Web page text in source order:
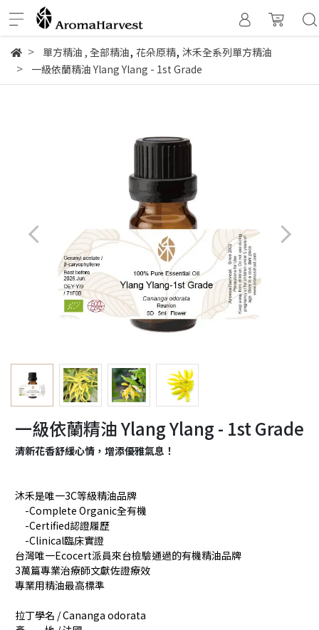
單方精油 , 全部精油, 花朵原精, 沐禾全系列單方精油
一級依蘭精油 Ylang Ylang - 1st Grade
一級依蘭精油 Ylang Ylang - 1st Grade
沐禾是唯一3C等級精油品牌
-Complete Organic全有機
-Certified認證履歷
-Clinical臨床實證
台灣唯一Ecocert派員來台檢驗通過的有機精油品牌
3萬篇專業治療師文獻佐證療效
專業用精油最高標準
拉丁學名 / Cananga odorata
清新花香舒緩心情，增添優雅氣息！